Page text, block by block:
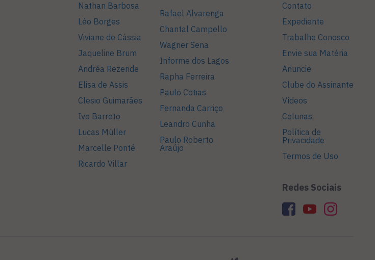
Nathan Barbosa
Léo Borges
Viviane de Cássia
Jaqueline Brum
Andréa Rezende
Elisa de Assis
Clesio Guimarães
Ivo Barreto
Lucas Müller
Marcelle Ponté
Ricardo Villar
Rafael Alvarenga
Chantal Campello
Wagner Sena
Informe dos Lagos
Rapha Ferreira
Paulo Cotias
Fernanda Carriço
Leandro Cunha
Paulo Roberto
Araújo
Contato
Expediente
Trabalhe Conosco
Envie sua Matéria
Anuncie
Clube do Assinante
Vídeos
Colunas
Política de
Privacidade
Termos de Uso
Redes Sociais